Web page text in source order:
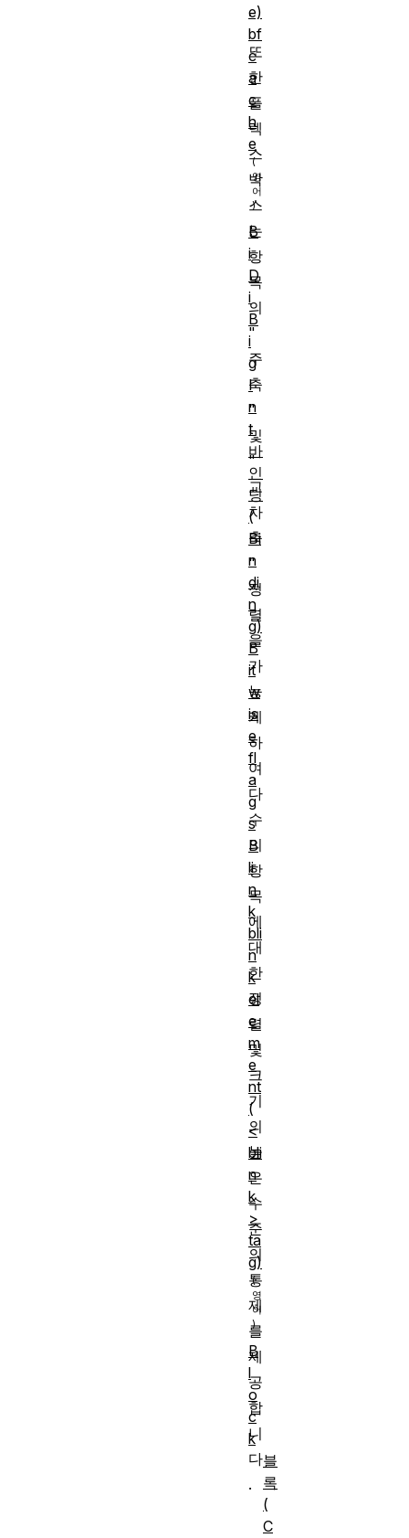
.
또
한
플
렉
스
박
스
는
항
목
의
"
주
축
"
및
"
교
차
축
"
정
렬
을
가
능
케
하
여
다
수
의
항
목
에
대
한
정
렬
및
크
기
의
높
은
수
준
의
통
제
를
제
공
합
니
다
.
e)
bf
c
a
c
h
e
B
i
D
i
B
i
g
I
n
t
바
인
딩
(
Bi
n
di
n
g)
B
it
w
is
e
fl
a
g
s
B
li
n
k
bli
n
k
el
e
m
e
nt
(
<
bli
n
k
>
ta
g)
B
l
o
c
k
블
록
(
C